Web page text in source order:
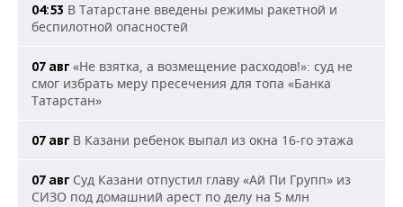
04:53 В Татарстане введены режимы ракетной и
беспилотной опасностей
07 авг «Не взятка, а возмещение расходов!»: суд не
смог избрать меру пресечения для топа «Банка
Татарстан»
07 авг В Казани ребенок выпал из окна 16-го этажа
07 авг Суд Казани отпустил главу «Ай Пи Групп» из
СИЗО под домашний арест по делу на 5 млн